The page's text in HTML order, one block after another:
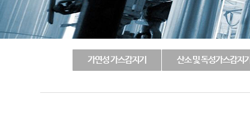
가연성 가스감지기 산소 및 독성가스감지기